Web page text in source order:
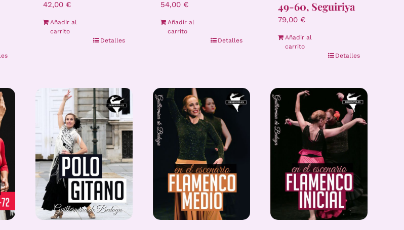
42,00 €
Añadir al
carrito
Detalles
54,00 €
Añadir al
carrito
Detalles
49-60, Seguiriya
79,00 €
Añadir al
carrito
Detalles